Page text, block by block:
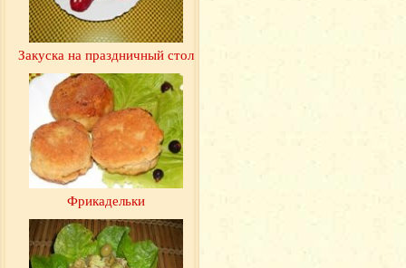
Закуска на праздничный стол
Фрикадельки